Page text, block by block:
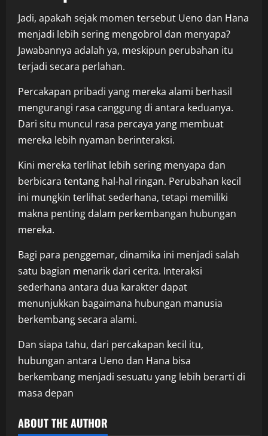
Jadi, apakah sejak momen tersebut Ueno dan Hana
menjadi lebih sering mengobrol dan menyapa?
Jawabannya adalah ya, meskipun perubahan itu
terjadi secara perlahan.
Percakapan pribadi yang mereka alami berhasil
mengurangi rasa canggung di antara keduanya.
Dari situ muncul rasa percaya yang membuat
mereka lebih nyaman berinteraksi.
Kini mereka terlihat lebih sering menyapa dan
berbicara tentang hal-hal ringan. Perubahan kecil
ini mungkin terlihat sederhana, tetapi memiliki
makna penting dalam perkembangan hubungan
mereka.
Bagi para penggemar, dinamika ini menjadi salah
satu bagian menarik dari cerita. Interaksi
sederhana antara dua karakter dapat
menunjukkan bagaimana hubungan manusia
berkembang secara alami.
Dan siapa tahu, dari percakapan kecil itu,
hubungan antara Ueno dan Hana bisa
berkembang menjadi sesuatu yang lebih berarti di
masa depan
ABOUT THE AUTHOR